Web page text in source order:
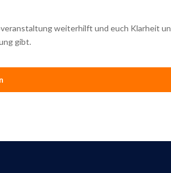
weiterhilft und euch Klarheit
gibt.